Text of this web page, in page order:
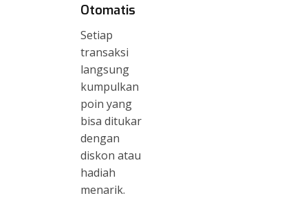
Otomatis
Setiap
transaksi
langsung
kumpulkan
poin yang
bisa ditukar
dengan
diskon atau
hadiah
menarik.